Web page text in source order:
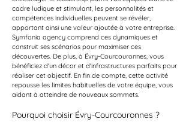
cadre ludique et stimulant, les personnalités et
compétences individuelles peuvent se révéler,
apportant ainsi une valeur ajoutée à votre entreprise.
Symfonia agency comprend ces dynamiques et
construit ses scénarios pour maximiser ces
découvertes. De plus, à Évry-Courcouronnes, vous
bénéficiez d'un décor et d'infrastructures parfaits pour
réaliser cet objectif. En fin de compte, cette activité
repousse les limites habituelles de votre équipe, vous
aidant à atteindre de nouveaux sommets.
Pourquoi choisir Évry-Courcouronnes ?